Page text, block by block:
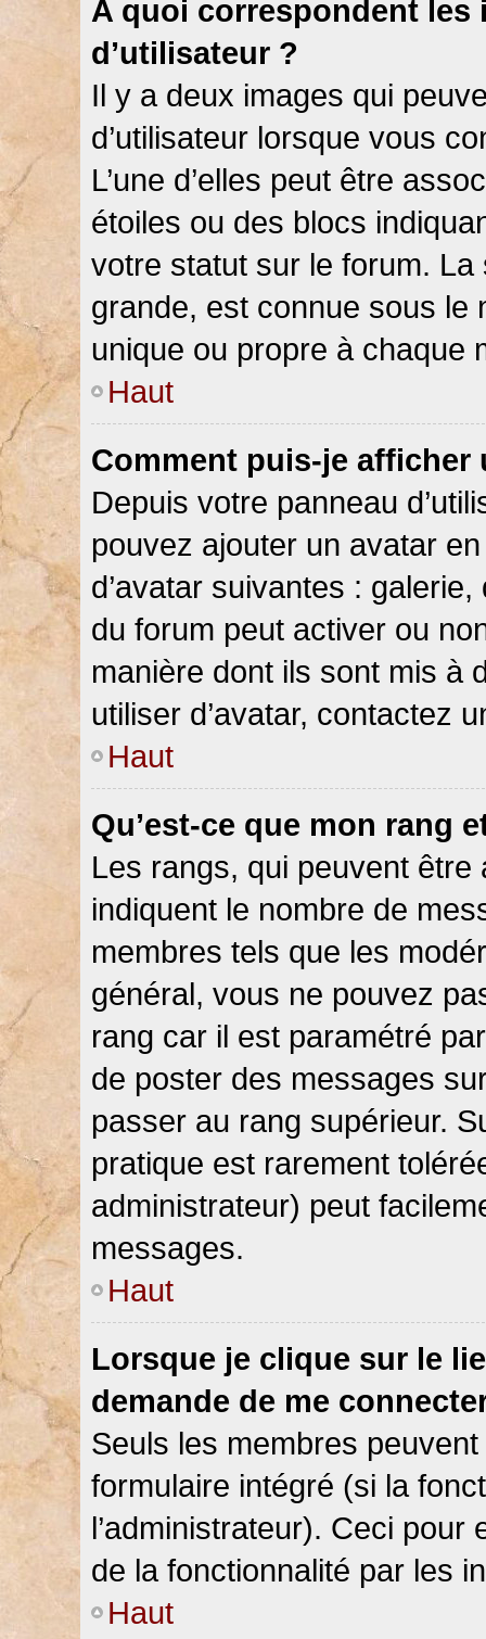
A quoi correspondent les
d’utilisateur ?
Il y a deux images qui
d’utilisateur lorsque vous
L’une d’elles peut être
étoiles ou des blocs
votre statut sur le forum.
grande, est connue sous le
unique ou propre à chaque
Haut
Comment puis-je afficher
Depuis votre panneau
pouvez ajouter un avatar
d’avatar suivantes :
du forum peut activer ou
manière dont ils sont mis à
utiliser d’avatar, contactez
Haut
Qu’est-ce que mon rang
Les rangs, qui peuvent être
indiquent le nombre de
membres tels que les
général, vous ne pouvez
rang car il est paramétré
de poster des messages
passer au rang supérieur.
pratique est rarement
administrateur) peut
messages.
Haut
Lorsque je clique sur le
demande de me
Seuls les membres
formulaire intégré (si la
l’administrateur). Ceci pour
de la fonctionnalité par les
Haut